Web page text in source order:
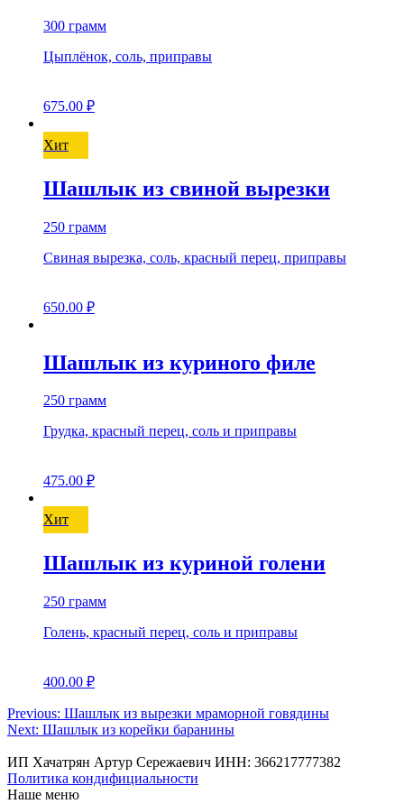
300 грамм
Цыплёнок, соль, приправы
675.00 ₽
Хит
Шашлык из свиной вырезки
250 грамм
Свиная вырезка, соль, красный перец, приправы
650.00 ₽
Шашлык из куриного филе
250 грамм
Грудка, красный перец, соль и приправы
475.00 ₽
Хит
Шашлык из куриной голени
250 грамм
Голень, красный перец, соль и приправы
400.00 ₽
Навигация
по
записям
Previous: Шашлык из вырезки мраморной говядины
Next: Шашлык из корейки баранины
ИП Хачатрян Артур Сережаевич ИНН: 366217777382
Политика кондифициальности
Наше меню